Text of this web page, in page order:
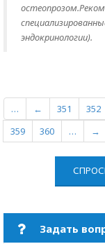
эндокринологии).
… ← 351 352
359
360 … →
Задать